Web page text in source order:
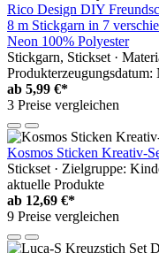
Rico Design DIY
8 m Stickgarn in 7
Neon 100% Polyester
Stickgarn, Stickset ·
ab 5,99 €*
3 Preise vergleichen
Kosmos Sticken Kreativ-
Stickset · Zielgruppe:
aktuelle Produkte
ab 12,69 €*
9 Preise vergleichen